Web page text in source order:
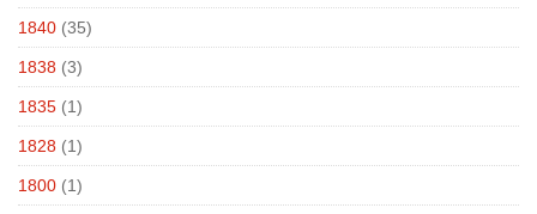
1840 (35)
1838 (3)
1835 (1)
1828 (1)
1800 (1)